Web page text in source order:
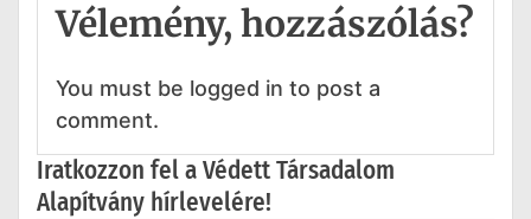
Vélemény, hozzászólás?
You must be logged in to post a
comment.
Iratkozzon fel a Védett Társadalom
Alapítvány hírlevelére!